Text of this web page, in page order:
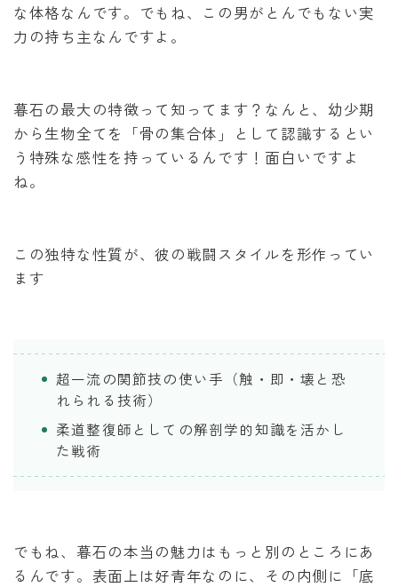
な体格なんです。でもね、この男がとんでもない実
力の持ち主なんですよ。
暮石の最大の特徴って知ってます？なんと、幼少期
から生物全てを「骨の集合体」として認識するとい
う特殊な感性を持っているんです！面白いですよ
ね。
この独特な性質が、彼の戦闘スタイルを形作ってい
ます
超一流の関節技の使い手（触・即・壊と恐
れられる技術）
柔道整復師としての解剖学的知識を活かし
た戦術
でもね、暮石の本当の魅力はもっと別のところにあ
るんです。表面上は好青年なのに、その内側に「底